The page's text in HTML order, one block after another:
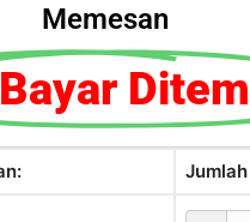
Memesan
Jumlah